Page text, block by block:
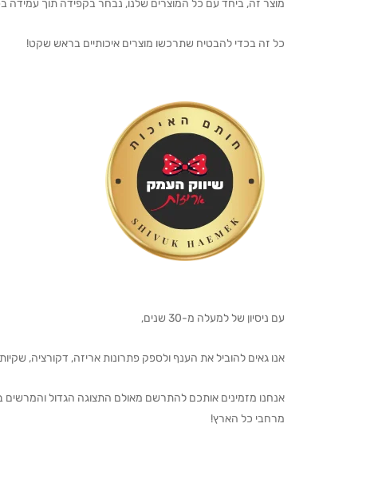
מוצר זה, ביחד עם כל המוצרים שלנו, נבחר בקפידה תוך עמידה
כל זה בכדי להבטיח שתרכשו מוצרים איכותיים בראש שקט!
עם ניסיון של למעלה מ-30 שנים,
אנו גאים להוביל את הענף ולספק פתרונות אריזה, דקורציה,
מרחבי כל הארץ!